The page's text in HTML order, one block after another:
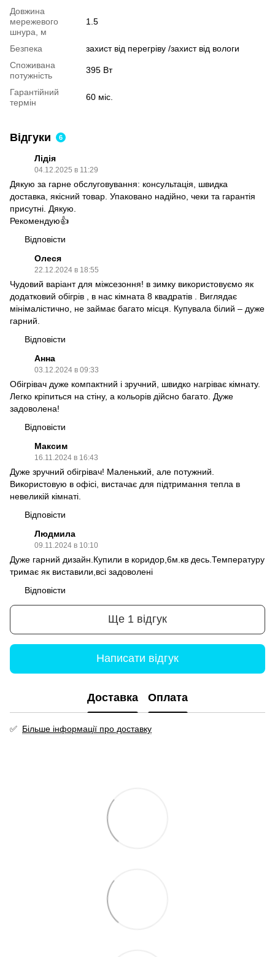
Довжина
мережевого
шнура, м
1.5
Безпека
захист від перегріву /захист від вологи
Споживана
потужність
395 Вт
Гарантійний
термін
60 міс.
Відгуки 6
Лідія
04.12.2025 в 11:29
Дякую за гарне обслуговування: консультація, швидка
доставка, якісний товар. Упаковано надійно, чеки та гарантія
присутні. Дякую.
Рекомендую👍
Відповісти
Олеся
22.12.2024 в 18:55
Чудовий варіант для міжсезоння! в зимку використовуємо як
додатковий обігрів , в нас кімната 8 квадратів . Виглядає
мінімалістично, не займає багато місця. Купувала білий – дуже
гарний.
Відповісти
Анна
03.12.2024 в 09:33
Обігрівач дуже компактний і зручний, швидко нагріває кімнату.
Легко кріпиться на стіну, а кольорів дійсно багато. Дуже
задоволена!
Відповісти
Максим
16.11.2024 в 16:43
Дуже зручний обігрівач! Маленький, але потужний.
Використовую в офісі, вистачає для підтримання тепла в
невеликій кімнаті.
Відповісти
Людмила
09.11.2024 в 10:10
Дуже гарний дизайн.Купили в коридор,6м.кв десь.Температуру
тримає як виставили,всі задоволені
Відповісти
Ще 1 відгук
Написати відгук
Доставка Оплата
✅ Більше інформації про доставку